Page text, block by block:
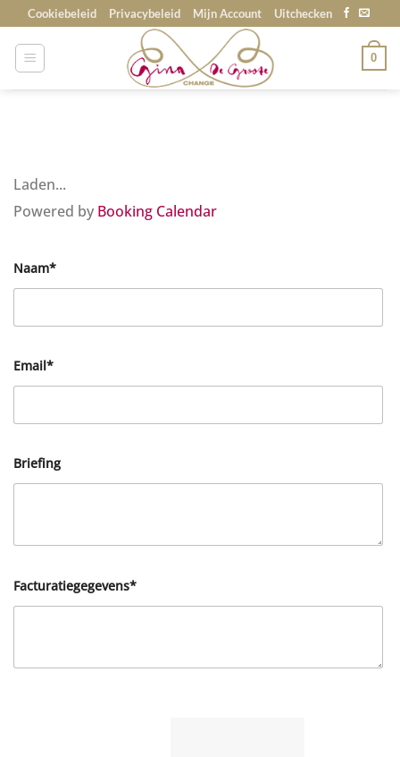
to
content
Cookiebeleid Privacybeleid Mijn Account Uitchecken
0
Laden...
Powered by Booking Calendar
Naam*
Email*
Briefing
Facturatiegegevens*